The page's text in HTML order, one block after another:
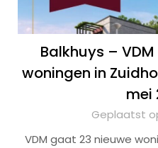
Balkhuys –
woningen in
mei
Geplaatst
VDM gaat 23 nieuwe